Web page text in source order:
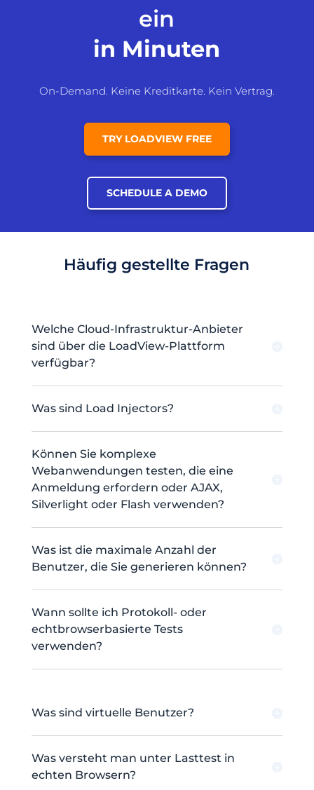
ein
in Minuten
On-Demand. Keine Kreditkarte. Kein Vertrag.
TRY LOADVIEW FREE
SCHEDULE A DEMO
Häufig gestellte Fragen
Welche Cloud-Infrastruktur-Anbieter
sind über die LoadView-Plattform
verfügbar?
Was sind Load Injectors?
Können Sie komplexe
Webanwendungen testen, die eine
Anmeldung erfordern oder AJAX,
Silverlight oder Flash verwenden?
Was ist die maximale Anzahl der
Benutzer, die Sie generieren können?
Wann sollte ich Protokoll- oder
echtbrowserbasierte Tests
verwenden?
Was sind virtuelle Benutzer?
Was versteht man unter Lasttest in
echten Browsern?